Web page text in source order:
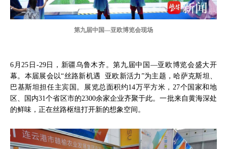
第九届中国—亚欧博览会现场
6月25日-29日，新疆乌鲁木齐。第九届中国—亚欧博览会盛大开
幕。本届展会以“丝路新机遇 亚欧新活力”为主题，哈萨克斯坦、
巴基斯坦担任主宾国。展览总面积约14万平方米，27个国家和地
区、国内31个省区市的2300余家企业齐聚于此。一批来自黄海深处
的鲜味，正在丝路枢纽打开新的想象空间。